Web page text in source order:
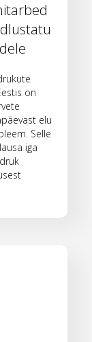
on
elu
Selle
iga